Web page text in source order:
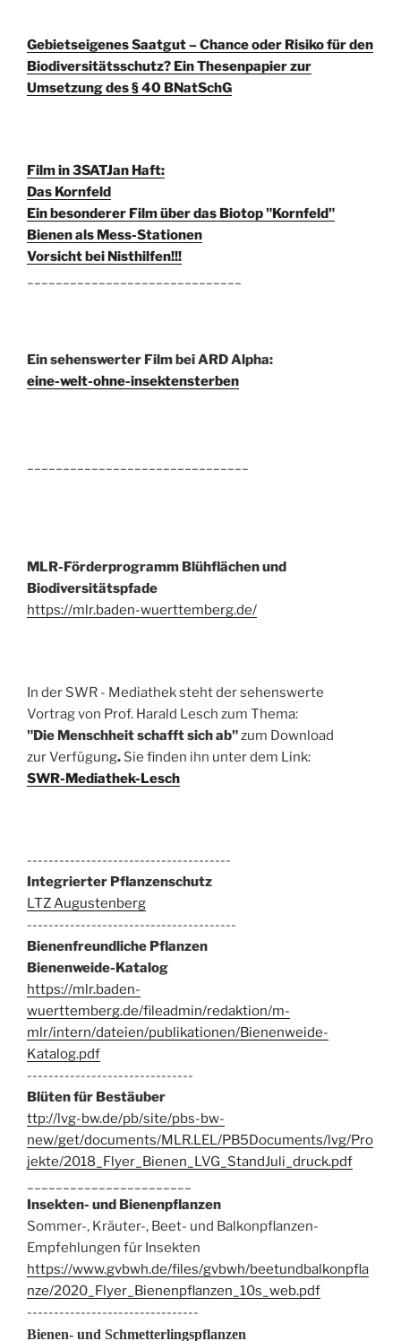
Gebietseigenes Saatgut – Chance oder Risiko für den
Biodiversitätsschutz? Ein Thesenpapier zur
Umsetzung des § 40 BNatSchG
Film in 3SATJan Haft:
Das Kornfeld
Ein besonderer Film über das Biotop "Kornfeld"
Bienen als Mess-Stationen
Vorsicht bei Nisthilfen!!!
Ein sehenswerter Film bei ARD Alpha:
eine-welt-ohne-insektensterben
MLR-Förderprogramm Blühflächen und
Biodiversitätspfade
https://mlr.baden-wuerttemberg.de/
In der SWR - Mediathek steht der sehenswerte
Vortrag von Prof. Harald Lesch zum Thema:
"Die Menschheit schafft sich ab"zum Download
zur Verfügung. Sie finden ihn unter dem Link:
SWR-Mediathek-Lesch
--------------------------------------
Integrierter Pflanzenschutz
LTZ Augustenberg
---------------------------------------
Bienenfreundliche Pflanzen
Bienenweide-Katalog
https://mlr.baden-
wuerttemberg.de/fileadmin/redaktion/m-
mlr/intern/dateien/publikationen/Bienenweide-
Katalog.pdf
-------------------------------
Blüten für Bestäuber
ttp://lvg-bw.de/pb/site/pbs-bw-
new/get/documents/MLR.LEL/PB5Documents/lvg/Pro
jekte/2018_Flyer_Bienen_LVG_StandJuli_druck.pdf
Insekten- und Bienenpflanzen
Sommer-, Kräuter-, Beet- und Balkonpflanzen-
Empfehlungen für Insekten
https://www.gvbwh.de/files/gvbwh/beetundbalkonpfla
nze/2020_Flyer_Bienenpflanzen_10s_web.pdf
--------------------------------
Bienen- und Schmetterlingspflanzen